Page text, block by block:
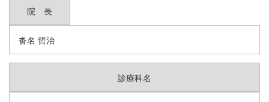
院 長
沓名 哲治
診療科名